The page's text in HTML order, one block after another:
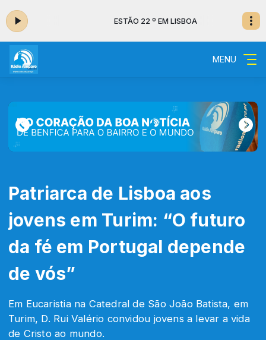
ESTÃO 22 º EM LISBOA
MENU
Patriarca de Lisboa aos
jovens em Turim: “O futuro
da fé em Portugal depende
de vós”
Em Eucaristia na Catedral de São João Batista, em
Turim, D. Rui Valério convidou jovens a levar a vida
de Cristo ao mundo.